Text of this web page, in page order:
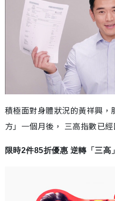
積極面對身體狀況的黃祥興
方」一個月後， 三高指數已經
限時2件85折優惠 逆轉「三高